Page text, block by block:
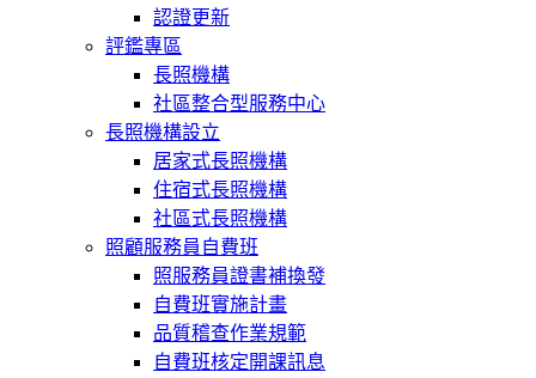
認證更新
評鑑專區
長照機構
社區整合型服務中心
長照機構設立
居家式長照機構
住宿式長照機構
社區式長照機構
照顧服務員自費班
照服務員證書補換發
自費班實施計畫
品質稽查作業規範
自費班核定開課訊息